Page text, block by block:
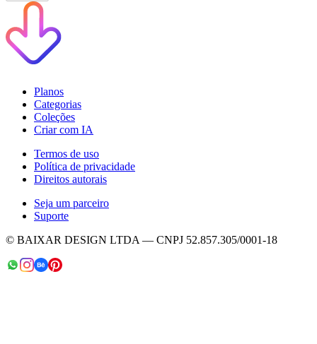
Planos
Categorias
Coleções
Criar com IA
Termos de uso
Política de privacidade
Direitos autorais
Seja um parceiro
Suporte
© BAIXAR DESIGN LTDA — CNPJ 52.857.305/0001-18